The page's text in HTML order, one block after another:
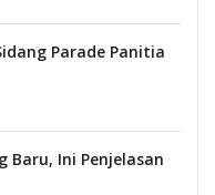
Parade Panitia
Baru, Ini Penjelasan